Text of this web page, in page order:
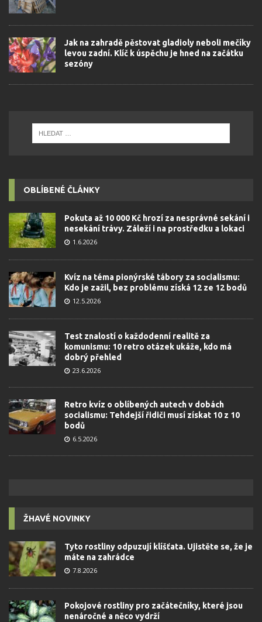
Jak na zahradě pěstovat gladioly neboli mečíky
levou zadní. Klíč k úspěchu je hned na začátku
sezóny
OBLÍBENÉ ČLÁNKY
Pokuta až 10 000 Kč hrozí za nesprávné sekání i
nesekání trávy. Záleží i na prostředku a lokaci
1.6.2026
Kvíz na téma pionýrské tábory za socialismu:
Kdo je zažil, bez problému získá 12 ze 12 bodů
12.5.2026
Test znalostí o každodenní realitě za
komunismu: 10 retro otázek ukáže, kdo má
dobrý přehled
23.6.2026
Retro kvíz o oblíbených autech v dobách
socialismu: Tehdejší řidiči musí získat 10 z 10
bodů
6.5.2026
ŽHAVÉ NOVINKY
Tyto rostliny odpuzují klíšťata. Ujistěte se, že je
máte na zahrádce
7.8.2026
Pokojové rostliny pro začátečníky, které jsou
nenáročné a něco vydrží